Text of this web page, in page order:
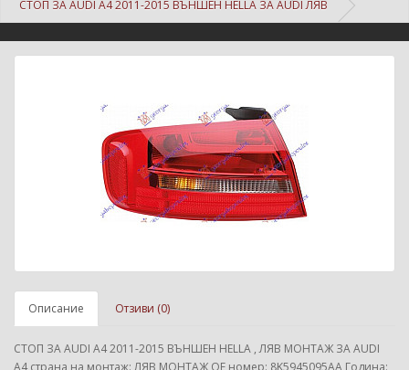
СТОП ЗА AUDI A4 2011-2015 ВЪНШЕН HELLA ЗА AUDI ЛЯВ
Описание Отзиви (0)
СТОП ЗА AUDI A4 2011-2015 ВЪНШЕН HELLA , ЛЯВ МОНТАЖ ЗА AUDI
A4 страна на монтаж: ЛЯВ МОНТАЖ ОЕ номер: 8K5945095AA Година: